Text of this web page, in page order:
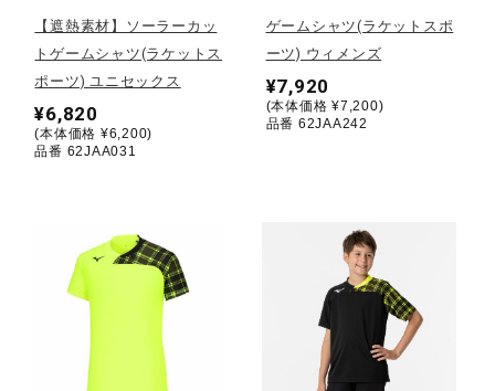
ウィンタースポーツ
ワーキング
ライフスタイルグッズ
インナー
【遮熱素材】ソーラーカッ
トゲームシャツ(ラケットス
ポーツ) ユニセックス
¥6,820
(本体価格 ¥6,200)
品番 62JAA031
ゲームシャツ(ラケットスポ
ーツ) ウィメンズ
¥7,920
(本体価格 ¥7,200)
品番 62JAA242